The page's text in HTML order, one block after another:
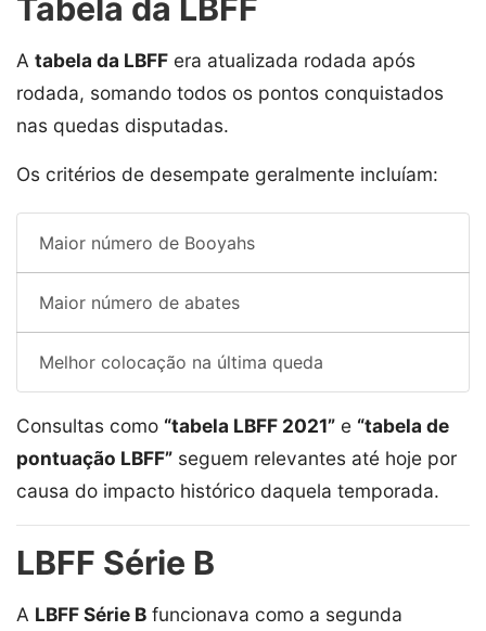
Tabela da LBFF
A tabela da LBFF era atualizada rodada após
rodada, somando todos os pontos conquistados
nas quedas disputadas.
Os critérios de desempate geralmente incluíam:
Maior número de Booyahs
Maior número de abates
Melhor colocação na última queda
Consultas como “tabela LBFF 2021” e “tabela de
pontuação LBFF” seguem relevantes até hoje por
causa do impacto histórico daquela temporada.
LBFF Série B
A LBFF Série B funcionava como a segunda